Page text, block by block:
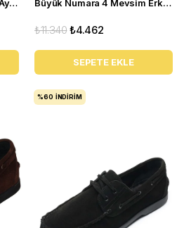
Büyük Numara Rahat Spor Ayakkabı - ZE-02 Gri Beyaz Büyük Numara 4 Mevsim Erkek Ayakkabısı - Utkan02 Siyah Deri
₺4.462
₺11.340
SEPETE EKLE
%60 İNDIRIM